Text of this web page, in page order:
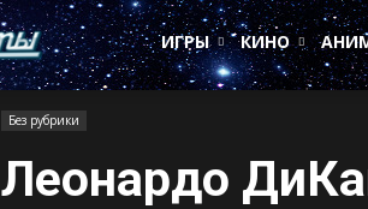
Котонавты
ИГРЫ
КИНО
Без рубрики
Леонардо